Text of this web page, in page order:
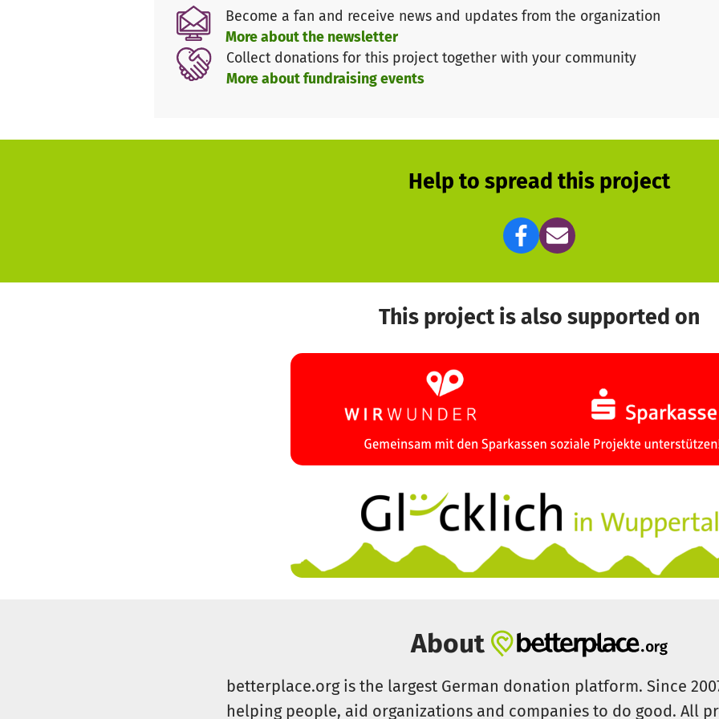
• Das Resort: In einer parkähnlichen Anlage werden ca. 40 freistehende Holzhäuser
Unterkunft in einmaligen Ambiente bieten.
• Die Farmküche: Ein Gastronomiebetrieb mit erheblichen Ausmaßen, ähnlich wie z.B.
Lebendig, rustikal und gemütlich.
• Der Farmladen: Hier können Produkte der "Arrenbergfarm" käuflich erworben
Der nächste Schritt besteht in der Ausarbeitung und der Durchführung einer
gemeinsam ein wunderbares Projekt verwirklichen können!
Werde ein Teil dieses Projekts! Hilf uns dieses Ziel zu erreichen - spende jetzt!
Become a fan and receive news and updates from the organization
More about the newsletter
Collect donations for this project together with your community
More about fundraising events
Help to spread this project
This project is also supported on
About
betterplace.org is the largest German donation platform. Since
helping people, aid organizations and companies to do good. All